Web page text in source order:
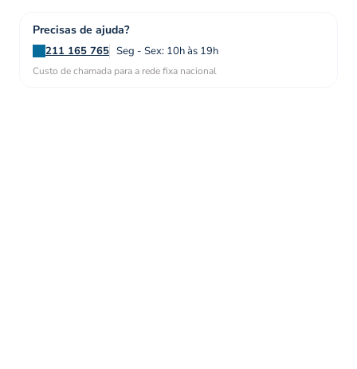
Precisas de ajuda?
211 165 765 Seg - Sex: 10h às 19h
Custo de chamada para a rede fixa nacional